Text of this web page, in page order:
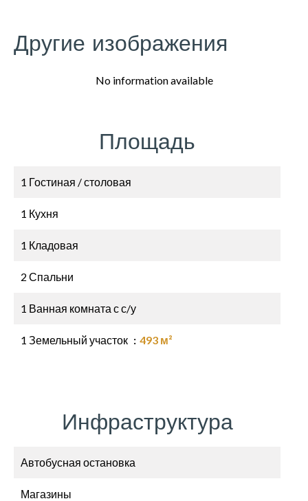
Другие изображения
No information available
Площадь
1 Гостиная / столовая
1 Кухня
1 Кладовая
2 Спальни
1 Ванная комната с с/у
1 Земельный участок 493 м²
Инфраструктура
Автобусная остановка
Магазины